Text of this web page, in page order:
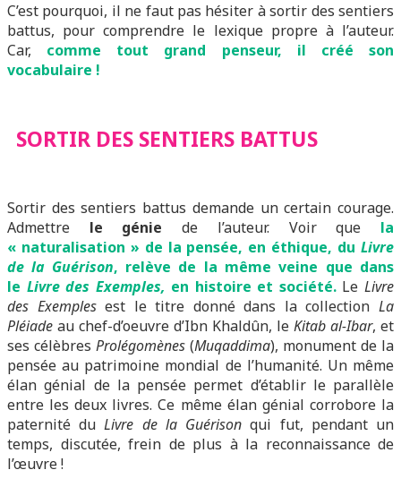
C’est pourquoi, il ne faut pas hésiter à sortir des sentiers
battus, pour comprendre le lexique propre à l’auteur.
Car, comme tout grand penseur, il créé son
vocabulaire !
SORTIR DES SENTIERS BATTUS
Sortir des sentiers battus demande un certain courage.
Admettre le géniede l’auteur. Voir que
la
« naturalisation » de la pensée, en éthique, du Livre
de la Guérison, relève de la même veine que dans
le Livre des Exemples, en histoire et société.LeLivre
des Exemplesest le titre donné dans la collectionLa
Pléiade au chef-d’oeuvre d’Ibn Khaldûn, le Kitab al-Ibar, et
ses célèbres Prolégomènes (Muqaddima), monument de la
pensée au patrimoine mondial de l’humanité. Un même
élan génial de la pensée permet d’établir le parallèle
entre les deux livres. Ce même élan génial corrobore la
paternité duLivre de la Guérison qui fut, pendant un
temps, discutée, frein de plus à la reconnaissance de
l’œuvre !